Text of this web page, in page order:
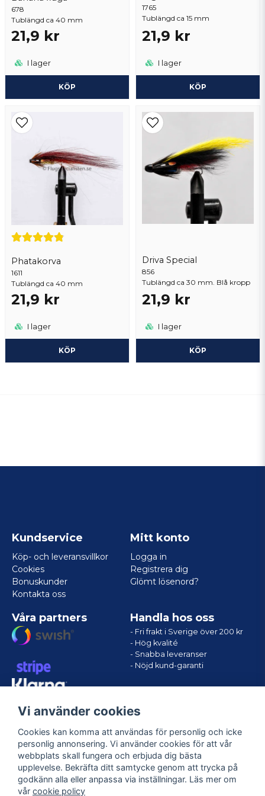
678
Tublängd ca 40 mm
21,9 kr
I lager
KÖP
1765
Tublängd ca 15 mm
21,9 kr
I lager
KÖP
Phatakorva
1611
Tublängd ca 40 mm
21,9 kr
I lager
KÖP
Driva Special
856
Tublängd ca 30 mm. Blå kropp
21,9 kr
I lager
KÖP
Skicka fråga
Kundservice
Köp- och leveransvillkor
Cookies
Bonuskunder
Kontakta oss
Mitt konto
Logga in
Registrera dig
Glömt lösenord?
Våra partners Handla hos oss
- Fri frakt i Sverige över 200 kr
- Hög kvalité
- Snabba leveranser
- Nöjd kund-garanti
Följ oss
Vi använder cookies
Cookies kan komma att användas för personlig och icke
personlig annonsering. Vi använder cookies för att vår
webbplats skall fungera och erbjuda dig bästa
upplevelse. Bekräfta ditt samtycke genom att trycka på
godkänn alla eller anpassa via inställningar. Läs mer om
vår cookie policy